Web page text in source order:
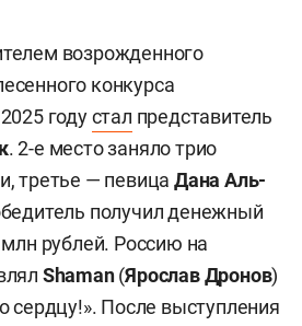
возрожденного
конкурса
годустал представитель
. 2-е место заняло трио
третье — певица Дана Аль-
получил денежный
рублей. Россию на
Shaman(Ярослав Дронов)
сердцу!». После выступления